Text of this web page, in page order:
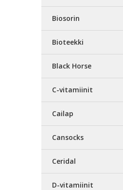
Biosorin
Bioteekki
Black Horse
C-vitamiinit
Cailap
Cansocks
Ceridal
D-vitamiinit